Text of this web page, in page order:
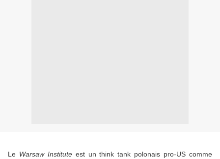
Le Warsaw Instituteest un think tank polonais pro-US comme